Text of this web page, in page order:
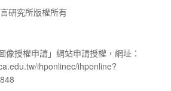
研究所版權所有
像授權申請」網站申請授權，網址：
ihponlinec/ihponline?